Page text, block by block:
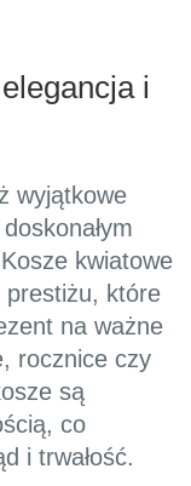
i
wyjątkowe
kwiatowe
prestiżu, które
na ważne
rocznice czy
są
co
i trwałość.